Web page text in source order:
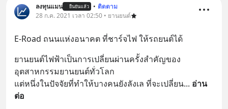
ลงทุนแมน ยืนยันแล้ว • ติดตาม
28 ก.ค. 2021 เวลา 02:50 • ยานยนต์
E-Road ถนนแห่งอนาคต ที่ชาร์จไฟ ให้รถยนต์ได้
ยานยนต์ไฟฟ้าเป็นการเปลี่ยนผ่านครั้งสำคัญของ
อุตสาหกรรมยานยนต์ทั่วโลก
แต่หนึ่งในปัจจัยที่ทำให้บางคนยังลังเล ที่จะเปลี่ยน... อ่าน
ต่อ